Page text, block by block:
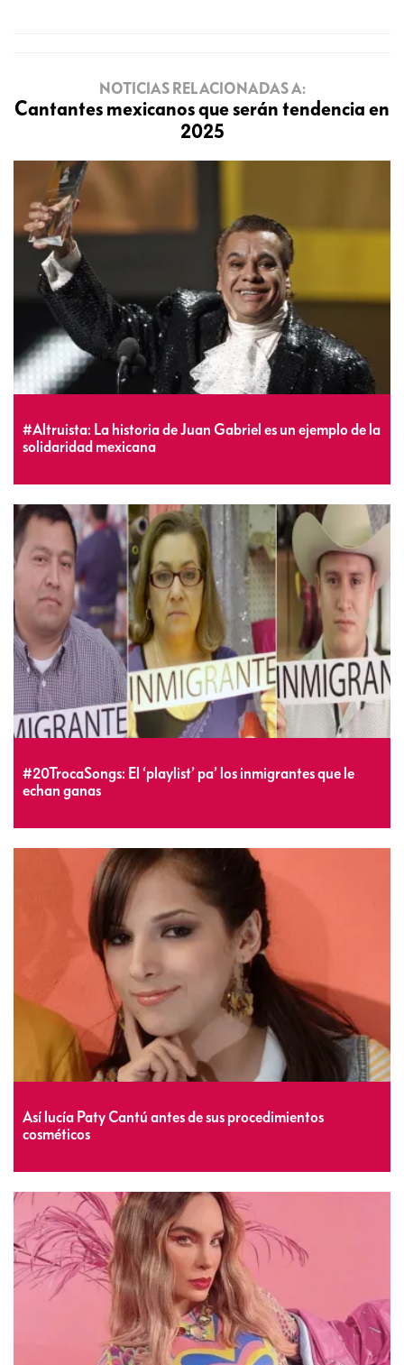
NOTICIAS RELACIONADAS A:
Cantantes mexicanos que serán tendencia en
2025
#Altruista: La historia de Juan Gabriel es un ejemplo de la
solidaridad mexicana
#20TrocaSongs: El ‘playlist’ pa’ los inmigrantes que le
echan ganas
Así lucía Paty Cantú antes de sus procedimientos
cosméticos